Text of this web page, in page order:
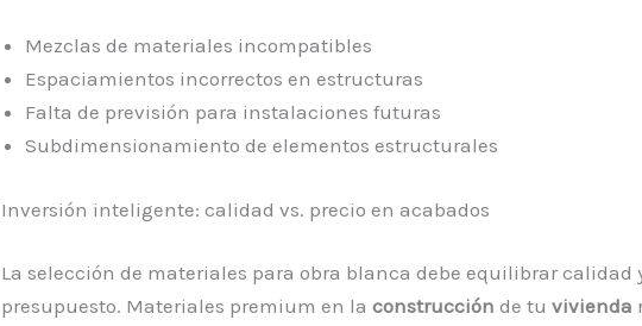
Mezclas de materiales incompatibles
Espaciamientos incorrectos en estructuras
Falta de previsión para instalaciones futuras
Subdimensionamiento de elementos estructurales
Inversión inteligente: calidad vs. precio en acabados
La selección de materiales para obra blanca debe equilibrar calidad
presupuesto. Materiales premium en la construcción de tu vivienda